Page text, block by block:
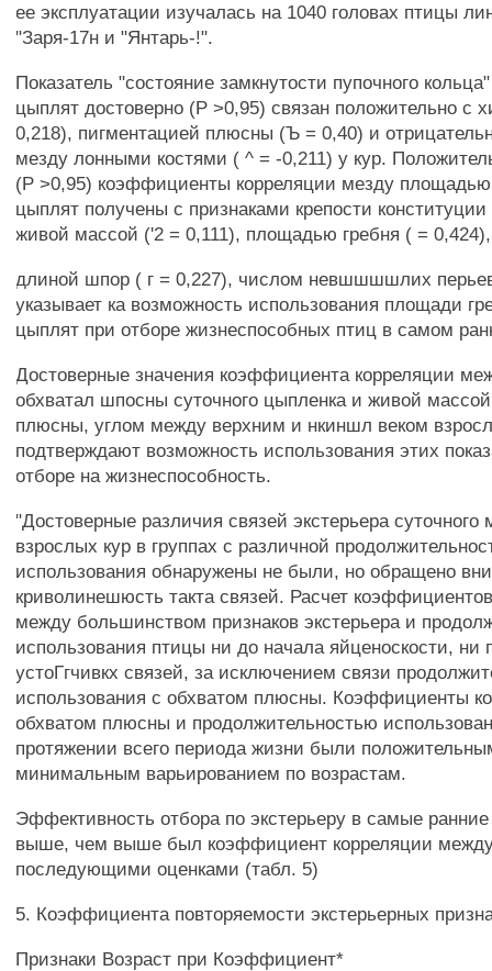
ее эксплуатации изучалась на 1040 головах птицы
"Заря-17н и "Янтарь-!".
Показатель "состояние замкнутости пупочного
цыплят достоверно (Р >0,95) связан положительно с
0,218), пигментацией плюсны (Ъ = 0,40) и
мезду лонными костями ( ^ = -0,211) у кур.
(Р >0,95) коэффициенты корреляции мезду площадью
цыплят получены с признаками крепости
живой массой ('2 = 0,111), площадью гребня ( = 0,424),
длиной шпор ( г = 0,227), числом невшшшшлих
указывает ка возможность использования площади
цыплят при отборе жизнеспособных птиц в самом
Достоверные значения коэффициента корреляции
обхватал шпосны суточного цыпленка и живой
плюсны, углом между верхним и нкиншл веком
подтверждают возможность использования этих
отборе на жизнеспособность.
"Достоверные различия связей экстерьера суточного
взрослых кур в группах с различной
использования обнаружены не были, но обращено
криволинешюсть такта связей. Расчет
между большинством признаков экстерьера и
использования птицы ни до начала яйценоскости, ни
устоГгчивкх связей, за исключением связи
использования с обхватом плюсны. Коэффициенты
обхватом плюсны и продолжительностью
протяжении всего периода жизни были
минимальным варьированием по возрастам.
Эффективность отбора по экстерьеру в самые
выше, чем выше был коэффициент корреляции
последующими оценками (табл. 5)
5. Коэффициента повторяемости экстерьерных
Признаки Возраст при Коэффициент*